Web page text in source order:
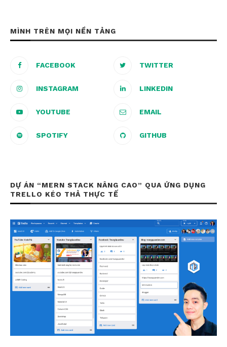
MÌNH TRÊN MỌI NỀN TẢNG
FACEBOOK TWITTER
INSTAGRAM LINKEDIN
YOUTUBE EMAIL
SPOTIFY GITHUB
DỰ ÁN “MERN STACK NÂNG CAO” QUA ỨNG DỤNG
TRELLO KÉO THẢ THỰC TẾ